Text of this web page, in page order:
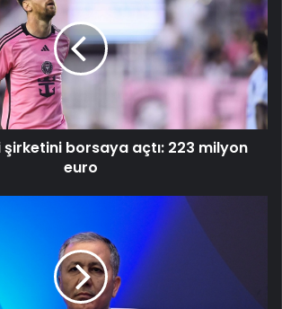
şirketini borsaya açtı: 223 milyon
euro